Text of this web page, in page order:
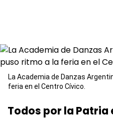
La Academia de Danzas
feria en el Centro Cívico.
Todos por la